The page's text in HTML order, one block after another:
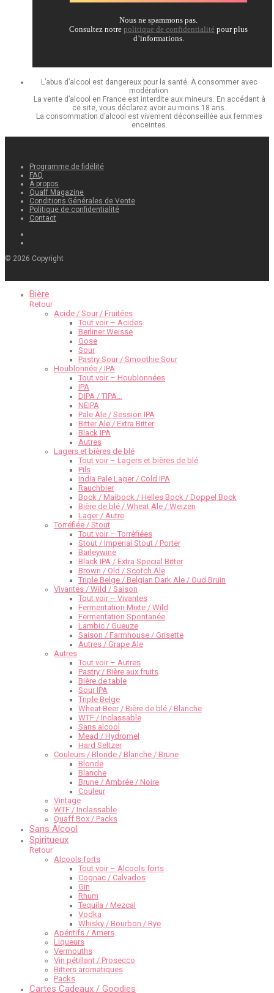
Nous ne spammons pas.
Consultez notre politique de confidentialité pour plus
d’informations.
L’abus d’alcool est dangereux pour la santé. À consommer avec
modération.
La vente d’alcool en France est interdite aux mineurs. En accédant à
ce site, vous déclarez avoir au moins 18 ans.
La consommation d’alcool est vivement déconseillée aux femmes
enceintes.
Programme de fidélité
FAQ
À propos
Quaff Magazine
Conditions Générales de Vente
Politique de confidentialité
Contact
© 2026 Copyright
Bière
Retour
Acide / Sour / Fruitées
Tout voir – Acides
Berliner Weisse
Gose
Sour
Pastry Sour / Smoothie Sour
Houblonnée / IPA
Tout voir – Houblonnées
IPA
DIPA / TIPA…
NEIPA
Pale Ale / Session IPA
Bitter Ale / Extra Bitter
Black IPA
Autres
Lagers et bières de blé
Tout voir – Lagers et bières de blé
Pils
India Pale Lager / Cold IPA
Rauchbier
Bock / Maibock / Helles Bock / Doppel Bock
Bière de blé / Wheat Ale / Weizen
Lager / Autre
Torréfiée / Stout
Tout voir – Torréfiées
Stout / Imperial Stout / Porter
Barleywine
Black IPA / Extra Special Bitter
Brown / Old / Scotch Ale
Triple Belge / Belgian Dark Ale / Oud Bruin
Vivantes / Wild / Saison
Tout voir – Vivantes
Fermentation Mixte / Wild
Fermentation Spontanée
Lambic / Gueuze
Saison / Farmhouse / Grisette
Autres / Grape Ale
Autres
Tout voir – Autres
Pastry / Bière aux fruits
Bière de table
Sour IPA
Triple Belge
Wheat Beer / Bière de blé / Blanche
WTF / Inclassable
Sans alcool
Mead / Hydromel
Hard Seltzer
Couleurs / Blonde / Blanche / Brune
Blonde
Blanche
Brune / Ambrée / Noire
Couleur
Vintage
WTF / Inclassable
Quaff Box / Packs
Sans Alcool
Spiritueux
Retour
Alcools forts
Tout voir – Alcools forts
Cognac / Calvados
Gin
Rhum
Tequila / Mezcal
Vodka
Whisky / Bourbon / Rye
Apéritifs / Amers
Liqueurs
Vermouths
Vin pétillant / Prosecco
Bitters aromatiques
Packs
Cartes Cadeaux / Goodies